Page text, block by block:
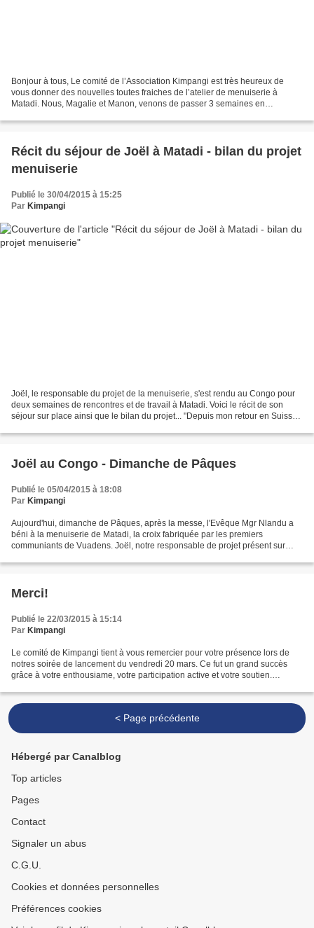
Bonjour à tous, Le comité de l’Association Kimpangi est très heureux de
vous donner des nouvelles toutes fraiches de l’atelier de menuiserie à
Matadi. Nous, Magalie et Manon, venons de passer 3 semaines en
Récit du séjour de Joël à Matadi - bilan du projet
menuiserie
Publié le 30/04/2015 à 15:25
Par Kimpangi
Joël, le responsable du projet de la menuiserie, s'est rendu au Congo pour
deux semaines de rencontres et de travail à Matadi. Voici le récit de son
séjour sur place ainsi que le bilan du projet... "Depuis mon retour en Suisse,
Joël au Congo - Dimanche de Pâques
Publié le 05/04/2015 à 18:08
Par Kimpangi
Aujourd'hui, dimanche de Pâques, après la messe, l'Evêque Mgr Nlandu a
béni à la menuiserie de Matadi, la croix fabriquée par les premiers
communiants de Vuadens. Joël, notre responsable de projet présent sur
Merci!
Publié le 22/03/2015 à 15:14
Par Kimpangi
Le comité de Kimpangi tient à vous remercier pour votre présence lors de
notres soirée de lancement du vendredi 20 mars. Ce fut un grand succès
grâce à votre enthousiame, votre participation active et votre soutien.
< Page précédente
Hébergé par Canalblog
Top articles
Pages
Contact
Signaler un abus
C.G.U.
Cookies et données personnelles
Préférences cookies